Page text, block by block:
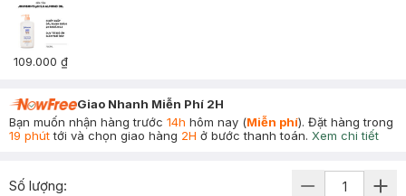
109.000 ₫
Giao Nhanh Miễn Phí 2H
Bạn muốn nhận hàng trước 14h hôm nay (Miễn phí). Đặt hàng trong
19 phúttới và chọn giao hàng 2H ở bước thanh toán. Xem chi tiết
Số lượng: